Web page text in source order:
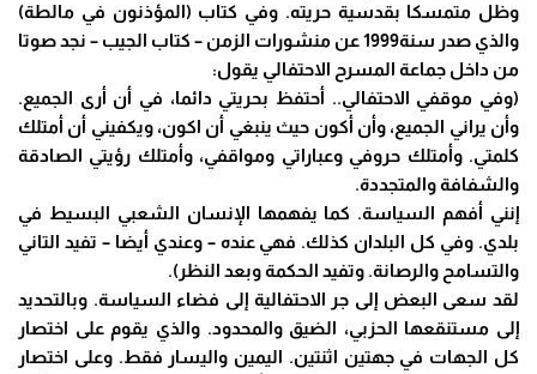
وظل متمسكا بقدسية حريته. وفي كتاب (المؤذنون في مالطة)
والذي صدر سنة1999 عن منشورات الزمن – كتاب الجيب – نجد صوتا
من داخل جماعة المسرح الاحتفالي يقول:
(وفي موقفي الاحتفالي.. أحتفظ بحريتي دائما، في أن أرى الجميع.
وأن يراني الجميع، وأن أكون حيث ينبغي أن اكون، ويكفيني أن أمتلك
كلمتي. وأمتلك حروفي وعباراتي ومواقفي، وأمتلك رؤيتي الصادقة
والشفافة والمتجددة.
إنني أفهم السياسة. كما يفهمها الإنسان الشعبي البسيط في
بلدي. وفي كل البلدان كذلك. فهي عنده – وعندي أيضا – تفيد التاني
والتسامح والرصانة. وتفيد الحكمة وبعد النظر).
لقد سعى البعض إلى جر الاحتفالية إلى فضاء السياسة. وبالتحديد
إلى مستنقعها الحزبي، الضيق والمحدود. والذي يقوم على اختصار
كل الجهات في جهتين اثنتين. اليمين واليسار فقط. وعلى اختصار